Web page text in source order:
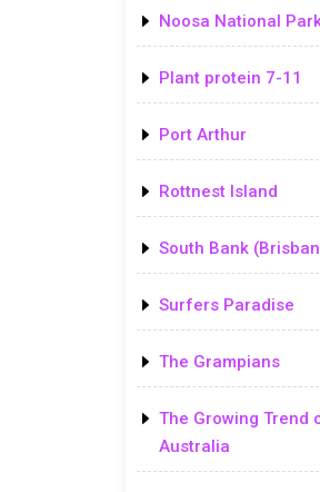
Noosa National
Plant protein 7-11
Port Arthur
Rottnest Island
South Bank
Surfers Paradise
The Grampians
The Growing Trend
Australia